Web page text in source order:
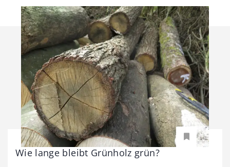
Wie lange bleibt Grünholz grün?